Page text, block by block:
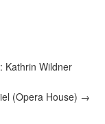
Kathrin Wildner
(Opera House) →